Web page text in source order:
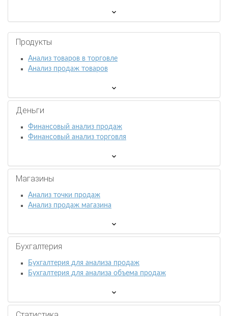
Продукты
Анализ товаров в торговле
Анализ продаж товаров
Деньги
Финансовый анализ продаж
Финансовый анализ торговля
Магазины
Анализ точки продаж
Анализ продаж магазина
Бухгалтерия
Бухгалтерия для анализа продаж
Бухгалтерия для анализа объема продаж